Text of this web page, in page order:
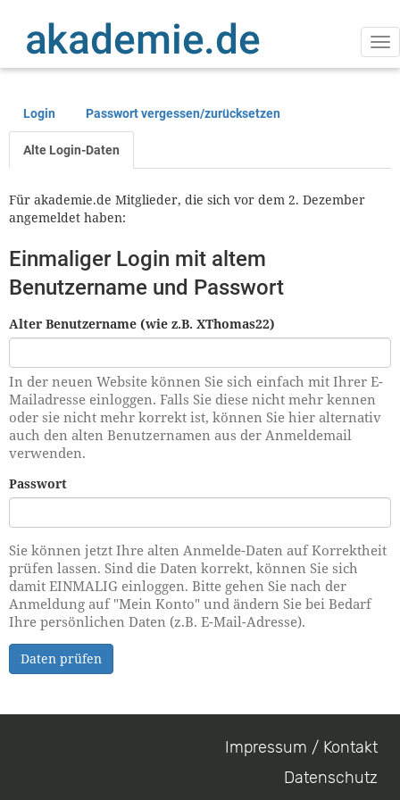
Inhalt
Primäre
Reiter
Login Passwort vergessen/zurücksetzen
Alte Login-Daten
Für akademie.de Mitglieder, die sich vor dem 2. Dezember
angemeldet haben:
Einmaliger Login mit altem
Benutzername und Passwort
Alter Benutzername (wie z.B. XThomas22)
In der neuen Website können Sie sich einfach mit Ihrer E-
Mailadresse einloggen. Falls Sie diese nicht mehr kennen
oder sie nicht mehr korrekt ist, können Sie hier alternativ
auch den alten Benutzernamen aus der Anmeldemail
verwenden.
Passwort
Sie können jetzt Ihre alten Anmelde-Daten auf Korrektheit
prüfen lassen. Sind die Daten korrekt, können Sie sich
damit EINMALIG einloggen. Bitte gehen Sie nach der
Anmeldung auf "Mein Konto" und ändern Sie bei Bedarf
Ihre persönlichen Daten (z.B. E-Mail-Adresse).
Daten prüfen
Impressum / Kontakt
Datenschutz